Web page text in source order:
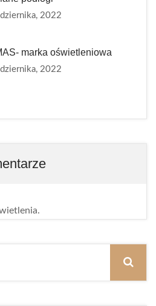
2022
marka oświetleniowa
2022